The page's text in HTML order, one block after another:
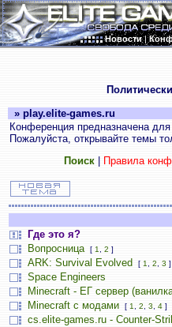
Новости|
» play.elite-games.ru
Конференция предназначена
Пожалуйста, открывайте темы
Поиск| Правила
Где это я?
Вопросница
[ 1 2 ]
ARK: Survival Evolved [ 1 2 3 ]
Space Engineers
Minecraft - ЕГ сервер
Minecraft с модами [ 1 2 3 4 ]
cs.elite-games.ru - Counter-